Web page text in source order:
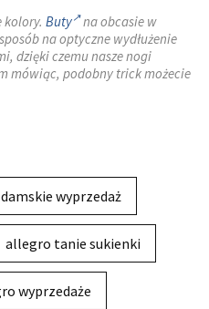
kolory. Buty na obcasie w
na optyczne wydłużenie
dzięki czemu nasze nogi
mówiąc, podobny trick możecie
wyprzedaż
allegro tanie sukienki
wyprzedaże